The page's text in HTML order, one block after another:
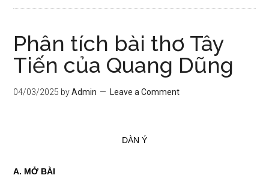
Phân tích bài thơ Tây
Tiến của Quang Dũng
04/03/2025 byAdmin Leave a Comment
DÀN Ý
A. MỞ BÀI